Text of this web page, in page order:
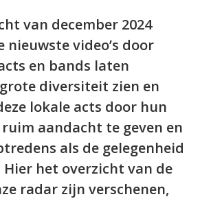
van december 2024
nieuwste video’s door
en bands laten
diversiteit zien en
lokale acts door hun
aandacht te geven en
als de gelegenheid
het overzicht van de
radar zijn verschenen,